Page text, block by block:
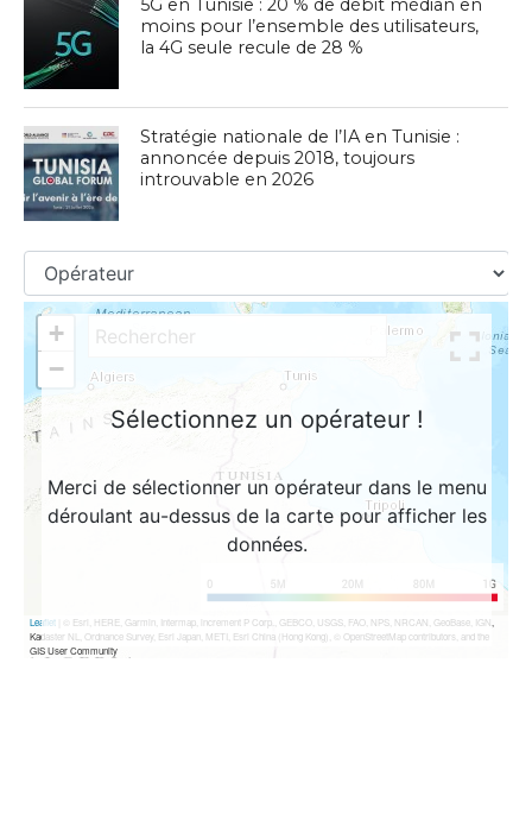
5G en Tunisie : 20 % de débit médian en
moins pour l’ensemble des utilisateurs,
la 4G seule recule de 28 %
Stratégie nationale de l’IA en Tunisie :
annoncée depuis 2018, toujours
introuvable en 2026